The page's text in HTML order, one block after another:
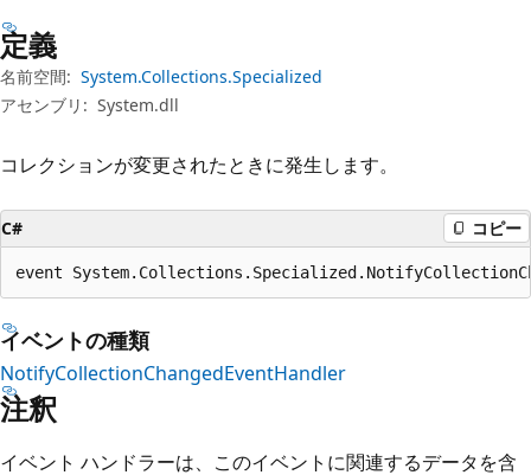
定義
名前空間: System.Collections.Specialized
アセンブリ: System.dll
コレクションが変更されたときに発生します。
C# コピー
event
イベントの種類
NotifyCollectionChangedEventHandler
注釈
イベント ハンドラーは、このイベントに関連するデータを含